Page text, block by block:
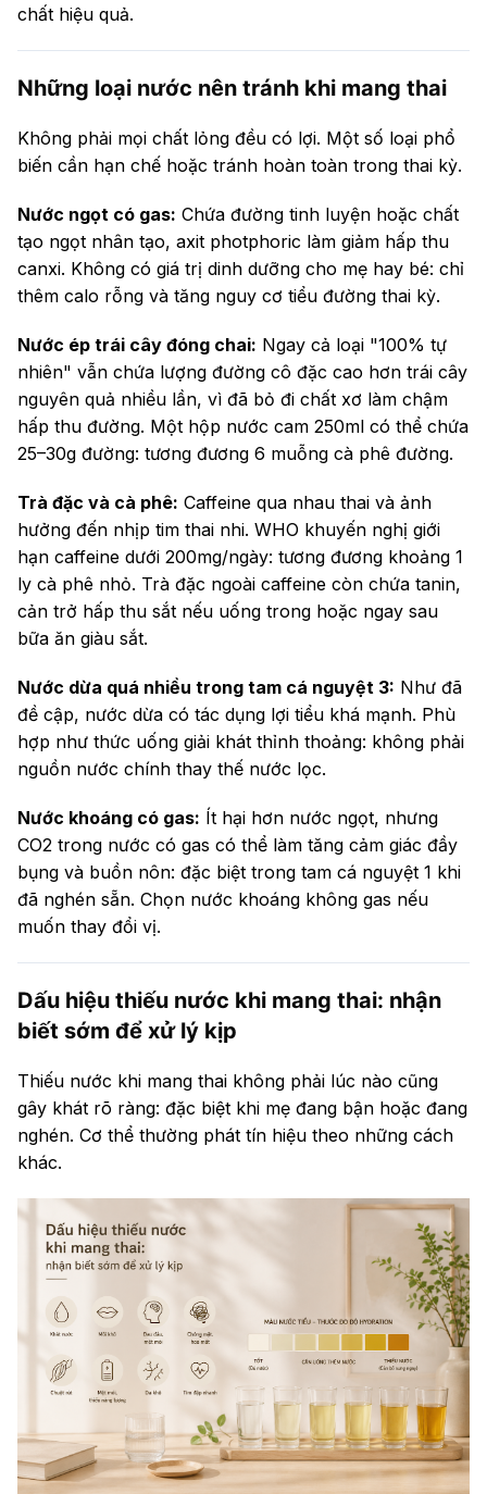
chất hiệu quả.
Những loại nước nên tránh khi mang thai
Không phải mọi chất lỏng đều có lợi. Một số loại phổ
biến cần hạn chế hoặc tránh hoàn toàn trong thai kỳ.
Nước ngọt có gas: Chứa đường tinh luyện hoặc chất
tạo ngọt nhân tạo, axit photphoric làm giảm hấp thu
canxi. Không có giá trị dinh dưỡng cho mẹ hay bé: chỉ
thêm calo rỗng và tăng nguy cơ tiểu đường thai kỳ.
Nước ép trái cây đóng chai: Ngay cả loại "100% tự
nhiên" vẫn chứa lượng đường cô đặc cao hơn trái cây
nguyên quả nhiều lần, vì đã bỏ đi chất xơ làm chậm
hấp thu đường. Một hộp nước cam 250ml có thể chứa
25–30g đường: tương đương 6 muỗng cà phê đường.
Trà đặc và cà phê: Caffeine qua nhau thai và ảnh
hưởng đến nhịp tim thai nhi. WHO khuyến nghị giới
hạn caffeine dưới 200mg/ngày: tương đương khoảng 1
ly cà phê nhỏ. Trà đặc ngoài caffeine còn chứa tanin,
cản trở hấp thu sắt nếu uống trong hoặc ngay sau
bữa ăn giàu sắt.
Nước dừa quá nhiều trong tam cá nguyệt 3: Như đã
đề cập, nước dừa có tác dụng lợi tiểu khá mạnh. Phù
hợp như thức uống giải khát thỉnh thoảng: không phải
nguồn nước chính thay thế nước lọc.
Nước khoáng có gas: Ít hại hơn nước ngọt, nhưng
CO2 trong nước có gas có thể làm tăng cảm giác đầy
bụng và buồn nôn: đặc biệt trong tam cá nguyệt 1 khi
đã nghén sẵn. Chọn nước khoáng không gas nếu
muốn thay đổi vị.
Dấu hiệu thiếu nước khi mang thai: nhận
biết sớm để xử lý kịp
Thiếu nước khi mang thai không phải lúc nào cũng
gây khát rõ ràng: đặc biệt khi mẹ đang bận hoặc đang
nghén. Cơ thể thường phát tín hiệu theo những cách
khác.